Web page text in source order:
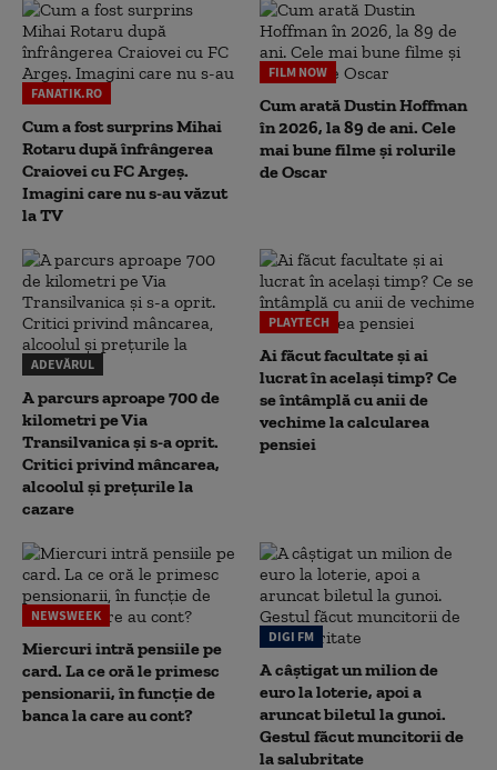
FANATIK.RO
Cum a fost surprins Mihai
Rotaru după înfrângerea
Craiovei cu FC Argeș.
Imagini care nu s-au văzut
la TV
FILM NOW
Cum arată Dustin Hoffman
în 2026, la 89 de ani. Cele
mai bune filme și rolurile
de Oscar
ADEVĂRUL
A parcurs aproape 700 de
kilometri pe Via
Transilvanica și s-a oprit.
Critici privind mâncarea,
alcoolul și prețurile la
cazare
PLAYTECH
Ai făcut facultate și ai
lucrat în același timp? Ce
se întâmplă cu anii de
vechime la calcularea
pensiei
NEWSWEEK
Miercuri intră pensiile pe
card. La ce oră le primesc
pensionarii, în funcție de
banca la care au cont?
DIGI FM
A câștigat un milion de
euro la loterie, apoi a
aruncat biletul la gunoi.
Gestul făcut muncitorii de
la salubritate